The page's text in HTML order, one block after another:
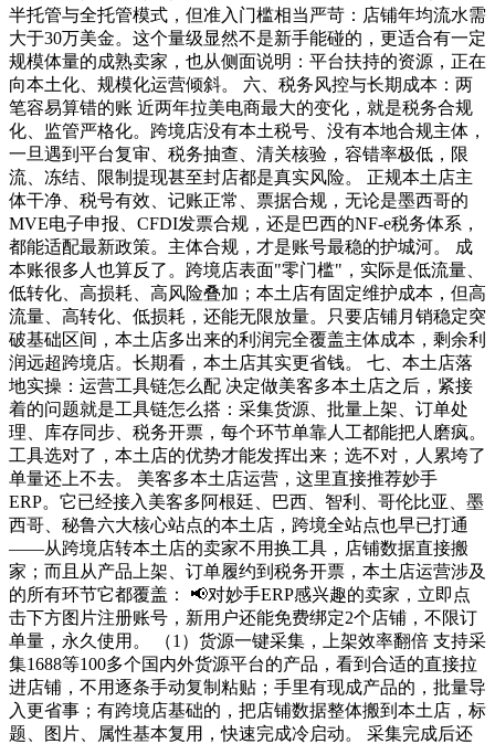
半托管与全托管模式，但准入门槛相当严苛：店铺年均流水需
大于30万美金。这个量级显然不是新手能碰的，更适合有一定
规模体量的成熟卖家，也从侧面说明：平台扶持的资源，正在
向本土化、规模化运营倾斜。 六、税务风控与长期成本：两
笔容易算错的账 近两年拉美电商最大的变化，就是税务合规
化、监管严格化。跨境店没有本土税号、没有本地合规主体，
一旦遇到平台复审、税务抽查、清关核验，容错率极低，限
流、冻结、限制提现甚至封店都是真实风险。 正规本土店主
体干净、税号有效、记账正常、票据合规，无论是墨西哥的
MVE电子申报、CFDI发票合规，还是巴西的NF-e税务体系，
都能适配最新政策。主体合规，才是账号最稳的护城河。 成
本账很多人也算反了。跨境店表面"零门槛"，实际是低流量、
低转化、高损耗、高风险叠加；本土店有固定维护成本，但高
流量、高转化、低损耗，还能无限放量。只要店铺月销稳定突
破基础区间，本土店多出来的利润完全覆盖主体成本，剩余利
润远超跨境店。长期看，本土店其实更省钱。 七、本土店落
地实操：运营工具链怎么配 决定做美客多本土店之后，紧接
着的问题就是工具链怎么搭：采集货源、批量上架、订单处
理、库存同步、税务开票，每个环节单靠人工都能把人磨疯。
工具选对了，本土店的优势才能发挥出来；选不对，人累垮了
单量还上不去。 美客多本土店运营，这里直接推荐妙手
ERP。它已经接入美客多阿根廷、巴西、智利、哥伦比亚、墨
西哥、秘鲁六大核心站点的本土店，跨境全站点也早已打通
——从跨境店转本土店的卖家不用换工具，店铺数据直接搬
家；而且从产品上架、订单履约到税务开票，本土店运营涉及
的所有环节它都覆盖： 📢对妙手ERP感兴趣的卖家，立即点
击下方图片注册账号，新用户还能免费绑定2个店铺，不限订
单量，永久使用。 （1）货源一键采集，上架效率翻倍 支持采
集1688等100多个国内外货源平台的产品，看到合适的直接拉
进店铺，不用逐条手动复制粘贴；手里有现成产品的，批量导
入更省事；有跨境店基础的，把店铺数据整体搬到本土店，标
题、图片、属性基本复用，快速完成冷启动。 采集完成后还